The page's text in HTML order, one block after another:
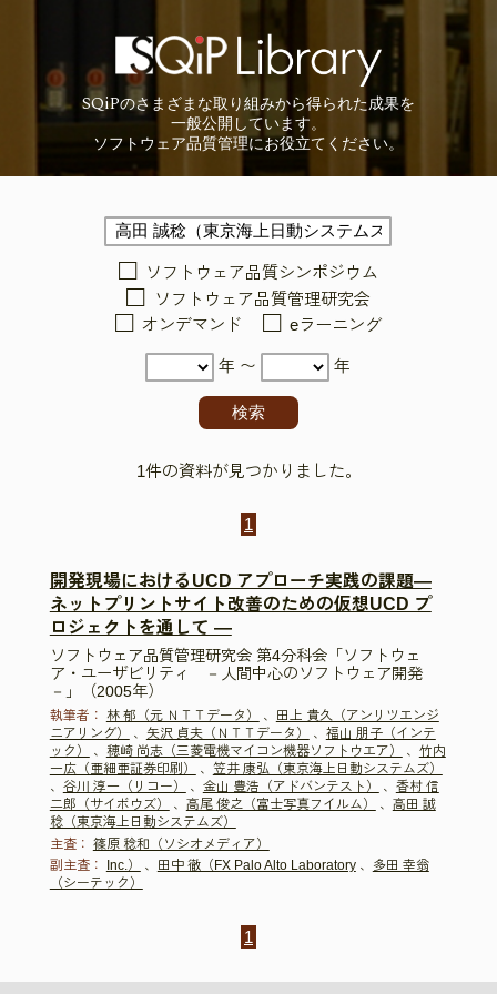
SQiPのさまざまな取り組みから得られた成果を
一般公開しています。
ソフトウェア品質管理にお役立てください。
ソフトウェア品質シンポジウム
ソフトウェア品質管理研究会
オンデマンド
eラーニング
年 〜 年
1件の資料が見つかりました。
1
開発現場におけるUCD アプローチ実践の課題―
ネットプリントサイト改善のための仮想UCD プ
ロジェクトを通して ―
ソフトウェア品質管理研究会 第4分科会「ソフトウェ
ア・ユーザビリティ －人間中心のソフトウェア開発
－」（2005年）
執筆者： 林 郁（元 ＮＴＴデータ） 、 田上 貴久（アンリツエンジ
ニアリング）
、 矢沢 貞夫（ＮＴＴデータ） 、 福山 朋子（インテ
ック）
、 穂崎 尚志（三菱電機マイコン機器ソフトウエア） 、 竹内
一広（亜細亜証券印刷）
、 笠井 康弘（東京海上日動システムズ）
、 谷川 淳一（リコー） 、 金山 豊浩（アドバンテスト） 、 香村 信
二郎（サイボウズ）
、 高尾 俊之（富士写真フイルム） 、 高田 誠
稔（東京海上日動システムズ）
主査： 篠原 稔和（ソシオメディア）
副主査：
Inc.） 、 田中 徹（FX Palo Alto Laboratory、 多田 幸翁
（シーテック）
1